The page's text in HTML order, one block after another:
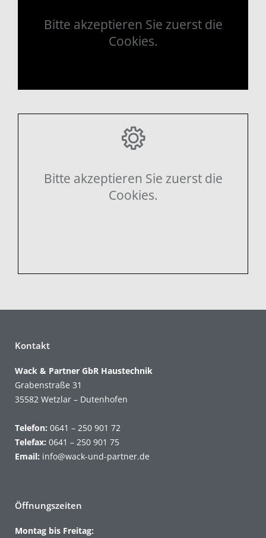
Bitte akzeptieren Sie zuerst die
Cookies.
Bitte akzeptieren Sie zuerst die
Cookies.
Kontakt
Wack & Partner GbR Haustechnik
Grabenstraße 31
35582 Wetzlar – Dutenhofen
Telefon: 0641 – 250 901 72
Telefax: 0641 – 250 901 75
Email: info@wack-und-partner.de
Öffnungszeiten
Montag bis Freitag: